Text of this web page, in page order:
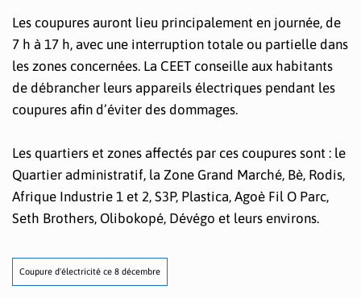
Les coupures auront lieu principalement en journée, de
7 h à 17 h, avec une interruption totale ou partielle dans
les zones concernées. La CEET conseille aux habitants
de débrancher leurs appareils électriques pendant les
coupures afin d’éviter des dommages.
Les quartiers et zones affectés par ces coupures sont : le
Quartier administratif, la Zone Grand Marché, Bè, Rodis,
Afrique Industrie 1 et 2, S3P, Plastica, Agoè Fil O Parc,
Seth Brothers, Olibokopé, Dévégo et leurs environs.
Coupure d'électricité ce 8 décembre